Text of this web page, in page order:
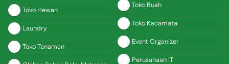
Toko Hewan
Laundry
Toko Tanaman
Toko Buah
Toko Kacamata
Event Organizer
Perusahaan IT